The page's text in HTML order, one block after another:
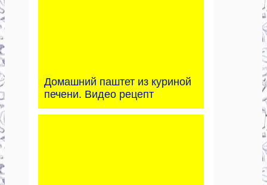
Домашний паштет из куриной
печени. Видео рецепт